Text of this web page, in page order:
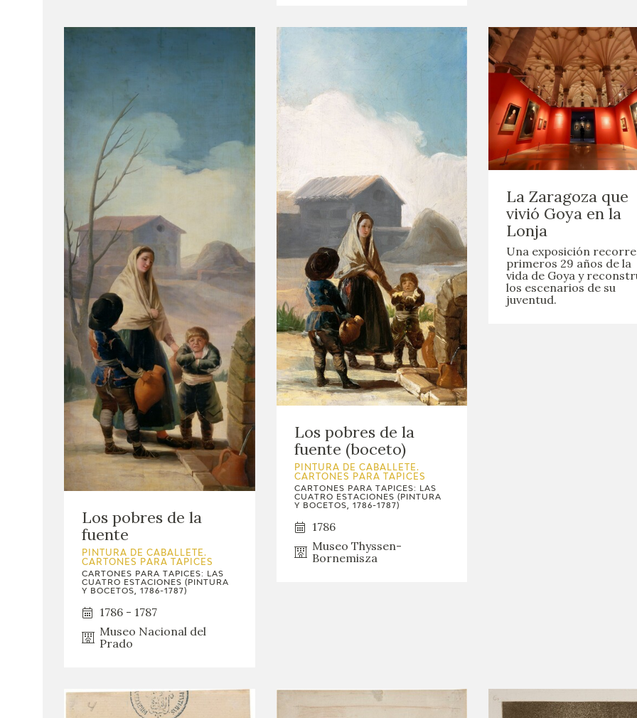
Los pobres de la
fuente
PINTURA DE CABALLETE.
CARTONES PARA TAPICES
CARTONES PARA TAPICES: LAS
CUATRO ESTACIONES (PINTURA
Y BOCETOS, 1786-1787)
1786 - 1787
Museo Nacional del
Prado
Los pobres de la
fuente (boceto)
PINTURA DE CABALLETE.
CARTONES PARA TAPICES
CARTONES PARA TAPICES: LAS
CUATRO ESTACIONES (PINTURA
Y BOCETOS, 1786-1787)
1786
Museo Thyssen-
Bornemisza
La Zaragoza que
vivió Goya en la
Lonja
Una exposición
primeros 29 años de la
vida de Goya y
los escenarios de su
juventud.